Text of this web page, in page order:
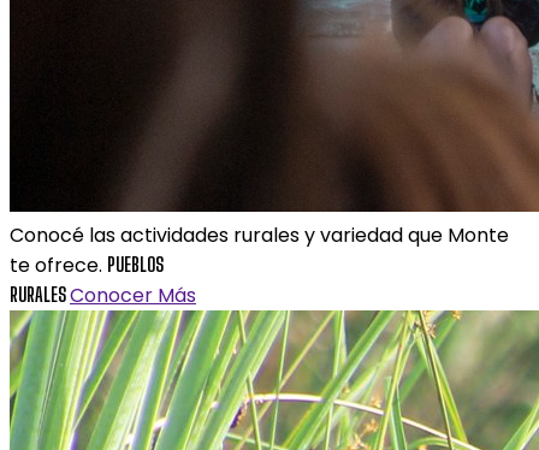
Conocé las actividades rurales y variedad que Monte
te ofrece. PUEBLOS
RURALESConocer Más